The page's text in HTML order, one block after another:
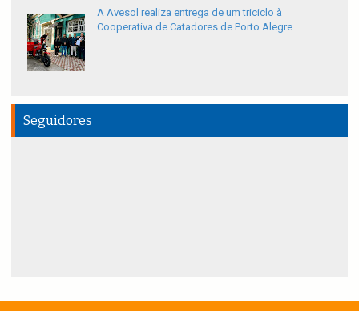
A Avesol realiza entrega de um triciclo à
Cooperativa de Catadores de Porto Alegre
Seguidores